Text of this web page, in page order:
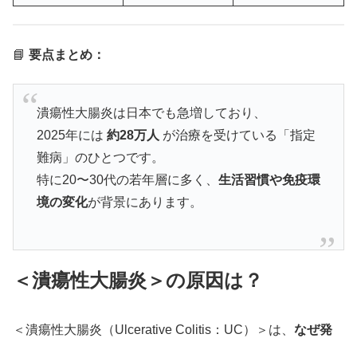
📘 要点まとめ：
潰瘍性大腸炎は日本でも急増しており、
2025年には 約28万人 が治療を受けている「指定
難病」のひとつです。
特に20〜30代の若年層に多く、 生活習慣や免疫環
境の変化が背景にあります。
＜潰瘍性大腸炎＞の原因は？
＜潰瘍性大腸炎（Ulcerative Colitis：UC）＞は、 なぜ発